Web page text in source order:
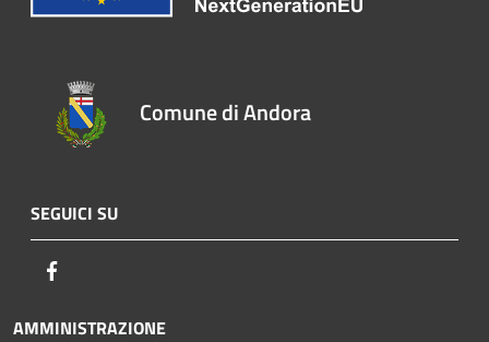
Comune di Andora
SEGUICI SU
AMMINISTRAZIONE